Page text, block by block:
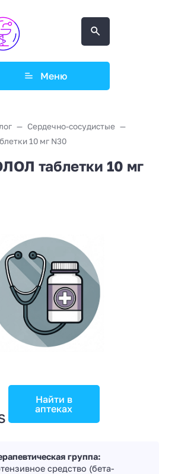
Меню
Сердечно-сосудистые
10 мг N30
таблетки 10 мг
Найти в
аптеках
группа:
средство (бета-